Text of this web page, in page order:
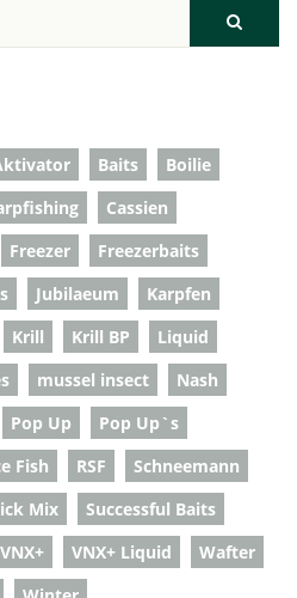
Baits
Boilie
Cassien
Freezer
Freezerbaits
Jubilaeum
Karpfen
Krill Krill BP
Liquid
mussel insect
Nash
Pop Up
Pop Up`s
Fish RSF
Schneemann
Mix
Successful Baits
VNX+ VNX+ Liquid
Wafter